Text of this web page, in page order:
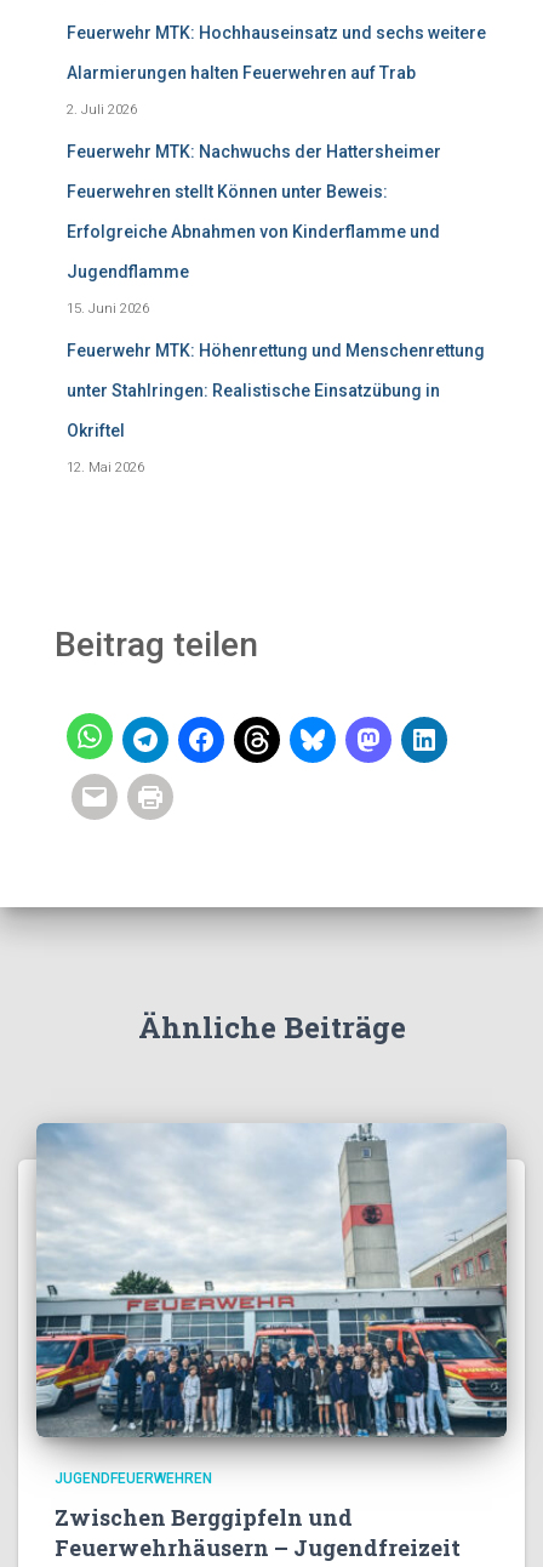
Feuerwehr MTK: Hochhauseinsatz und sechs weitere
Alarmierungen halten Feuerwehren auf Trab
2. Juli 2026
Feuerwehr MTK: Nachwuchs der Hattersheimer
Feuerwehren stellt Können unter Beweis:
Erfolgreiche Abnahmen von Kinderflamme und
Jugendflamme
15. Juni 2026
Feuerwehr MTK: Höhenrettung und Menschenrettung
unter Stahlringen: Realistische Einsatzübung in
Okriftel
12. Mai 2026
Beitrag teilen
Ähnliche Beiträge
JUGENDFEUERWEHREN
Zwischen Berggipfeln und
Feuerwehrhäusern – Jugendfreizeit